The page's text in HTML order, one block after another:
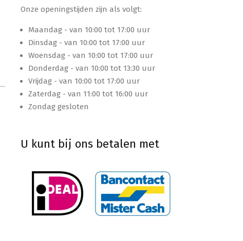
Onze openingstijden zijn als volgt:
Maandag - van 10:00 tot 17:00 uur
Dinsdag - van 10:00 tot 17:00 uur
Woensdag - van 10:00 tot 17:00 uur
Donderdag - van 10:00 tot 13:30 uur
Vrijdag - van 10:00 tot 17:00 uur
Zaterdag - van 11:00 tot 16:00 uur
Zondag gesloten
U kunt bij ons betalen met